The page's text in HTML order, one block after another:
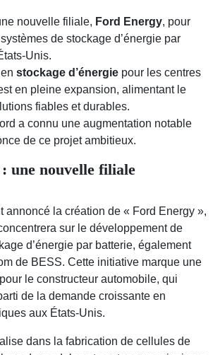
nouvelle filiale, Ford Energy, pour
de stockage d’énergie par
Unis.
stockage d’énergie pour les centres
en pleine expansion, alimentant le
fiables et durables.
a connu une augmentation notable
de ce projet ambitieux.
une nouvelle filiale
annoncé la création de « Ford Energy »,
sur le développement de
d’énergie par batterie, également
de BESS. Cette initiative marque une
le constructeur automobile, qui
de la demande croissante en
aux États-Unis.
dans la fabrication de cellules de